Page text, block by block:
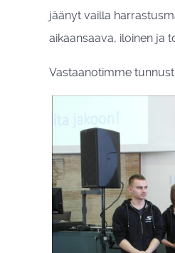
jäänyt vailla
aikaansaava, iloinen ja
Vastaanotimme